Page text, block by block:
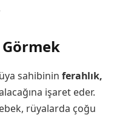
Görmek
sahibinin ferahlık,
işaret eder.
rüyalarda çoğu